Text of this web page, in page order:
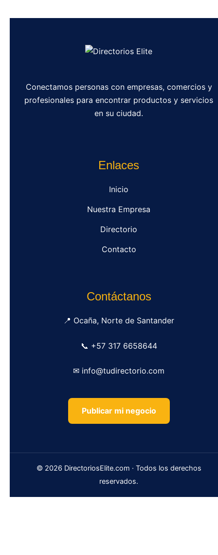
Conectamos personas con empresas, comercios y
profesionales para encontrar productos y servicios
en su ciudad.
Enlaces
Inicio
Nuestra Empresa
Directorio
Contacto
Contáctanos
📍 Ocaña, Norte de Santander
📞 +57 317 6658644
✉ info@tudirectorio.com
Publicar mi negocio
© 2026 DirectoriosElite.com · Todos los derechos
reservados.